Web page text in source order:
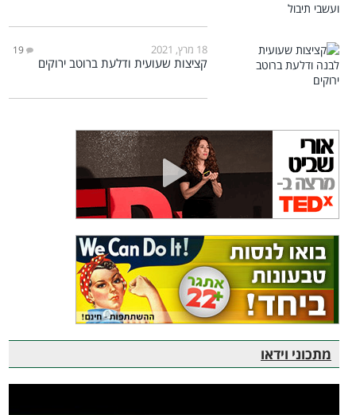
18 מרץ, 2021 19
קציצות שעועית ודלעת ברוטב ירוקים
מתכוני וידאו